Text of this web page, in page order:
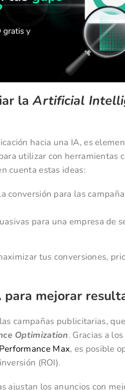
laArtificial
hacia una IA, es
utilizar con herramientas
cuenta estas ideas:
conversión para las
para una empresa de
tus conversiones,
mejorar
campañas publicitarias,
Optimization. Gracias a
Max, es posible
(ROI).
ajustan los anuncios con